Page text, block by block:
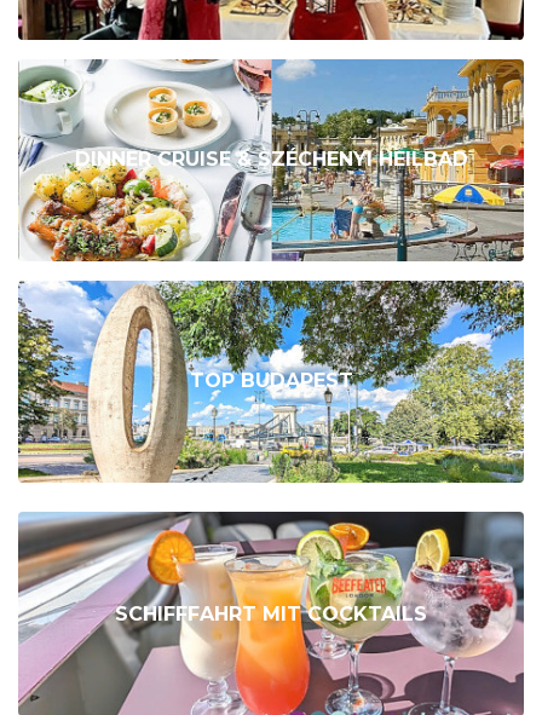
DINNER CRUISE & SZÉCHENYI HEILBAD
TOP BUDAPEST
SCHIFFFAHRT MIT COCKTAILS